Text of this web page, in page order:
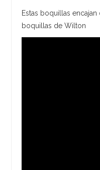
Estas boquillas
boquillas de Wilton